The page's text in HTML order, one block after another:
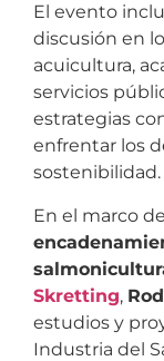
El evento
discusión en
acuicultura,
servicios
estrategias
enfrentar los
sostenibilidad.
En el marco
Skretting,
estudios y
Industria del